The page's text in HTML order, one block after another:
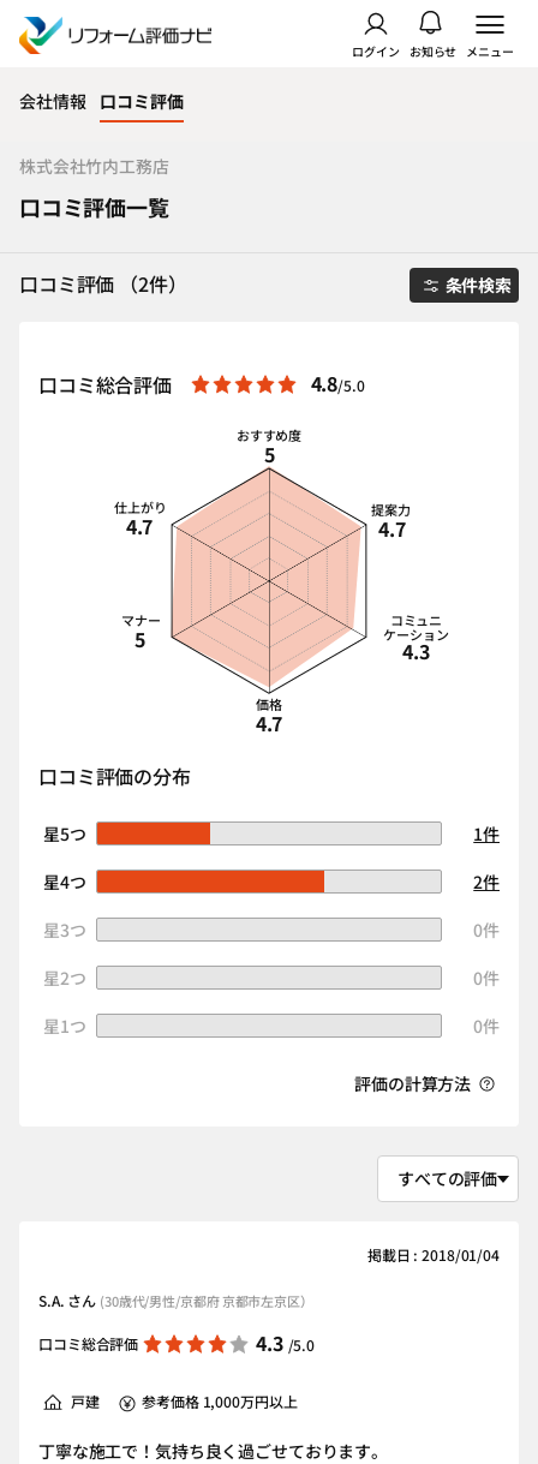
ログイン お知らせ メニュー
会社情報 口コミ評価
株式会社竹内工務店
口コミ評価一覧
口コミ評価 （2件） 条件検索
口コミ総合評価 4.8/5.0
おすすめ度
5
提案力
4.7
コミュニ
ケーション
4.3
価格
4.7
マナー
5
仕上がり
4.7
口コミ評価の分布
星5つ
1件
星4つ
2件
星3つ
0件
星2つ
0件
星1つ
0件
評価の計算方法
掲載日 : 2018/01/04
S.A. さん (30歳代/男性/京都府 京都市左京区）
口コミ総合評価 4.3 /5.0
戸建 参考価格 1,000万円以上
丁寧な施工で！気持ち良く過ごせております。